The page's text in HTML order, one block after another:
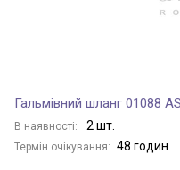
Гальмівний шланг 01088
В наявності: 2 шт.
Термін очікування: 48 годин